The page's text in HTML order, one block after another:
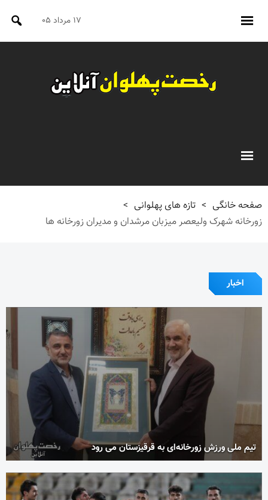
۱۷ مرداد ۰۵
صفحه خانگی > تازه های پهلوانی >
زورخانه شهرک ولیعصر میزبان مرشدان و مدیران زورخانه ها
اخبار
تیم ملی ورزش زورخانه‌ای به قرقیزستان می رود